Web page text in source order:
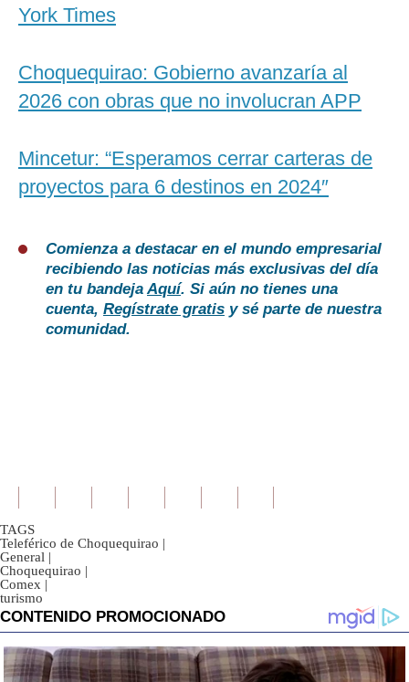
York Times
Choquequirao: Gobierno avanzaría al
2026 con obras que no involucran APP
Mincetur: “Esperamos cerrar carteras de
proyectos para 6 destinos en 2024″
Comienza a destacar en el mundo empresarial
recibiendo las noticias más exclusivas del día
en tu bandejaAquí. Si aún no tienes una
cuenta, Regístrate gratis y sé parte de nuestra
comunidad.
TAGS
Teleférico de Choquequirao |
General |
Choquequirao |
Comex |
turismo